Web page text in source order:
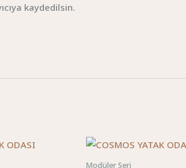
kaydedilsin.
Modüler Seri